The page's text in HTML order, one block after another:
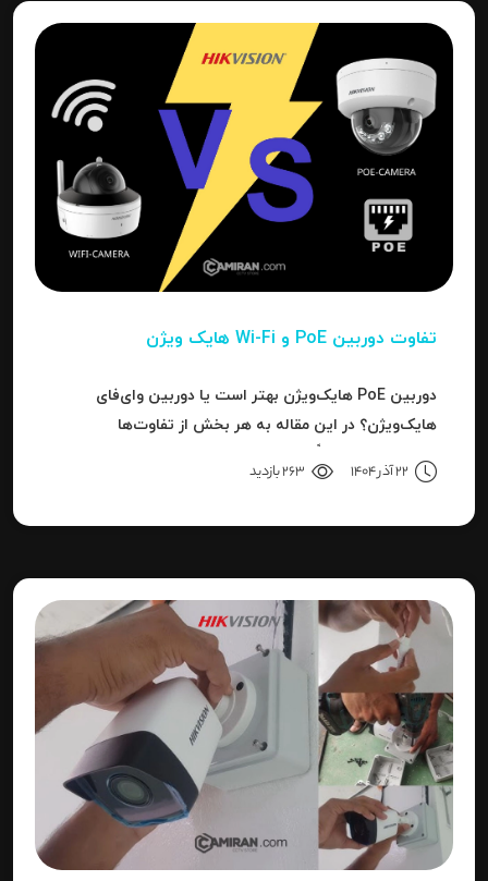
تفاوت دوربین PoE و Wi-Fi هایک‌ ویژن
دوربین PoE هایک‌ویژن بهتر است یا دوربین وای‌فای
هایک‌ویژن؟ در این مقاله به هر بخش از تفاوت‌ها
بهترین انتخاب است.
22 آذر 1404 263 بازدید